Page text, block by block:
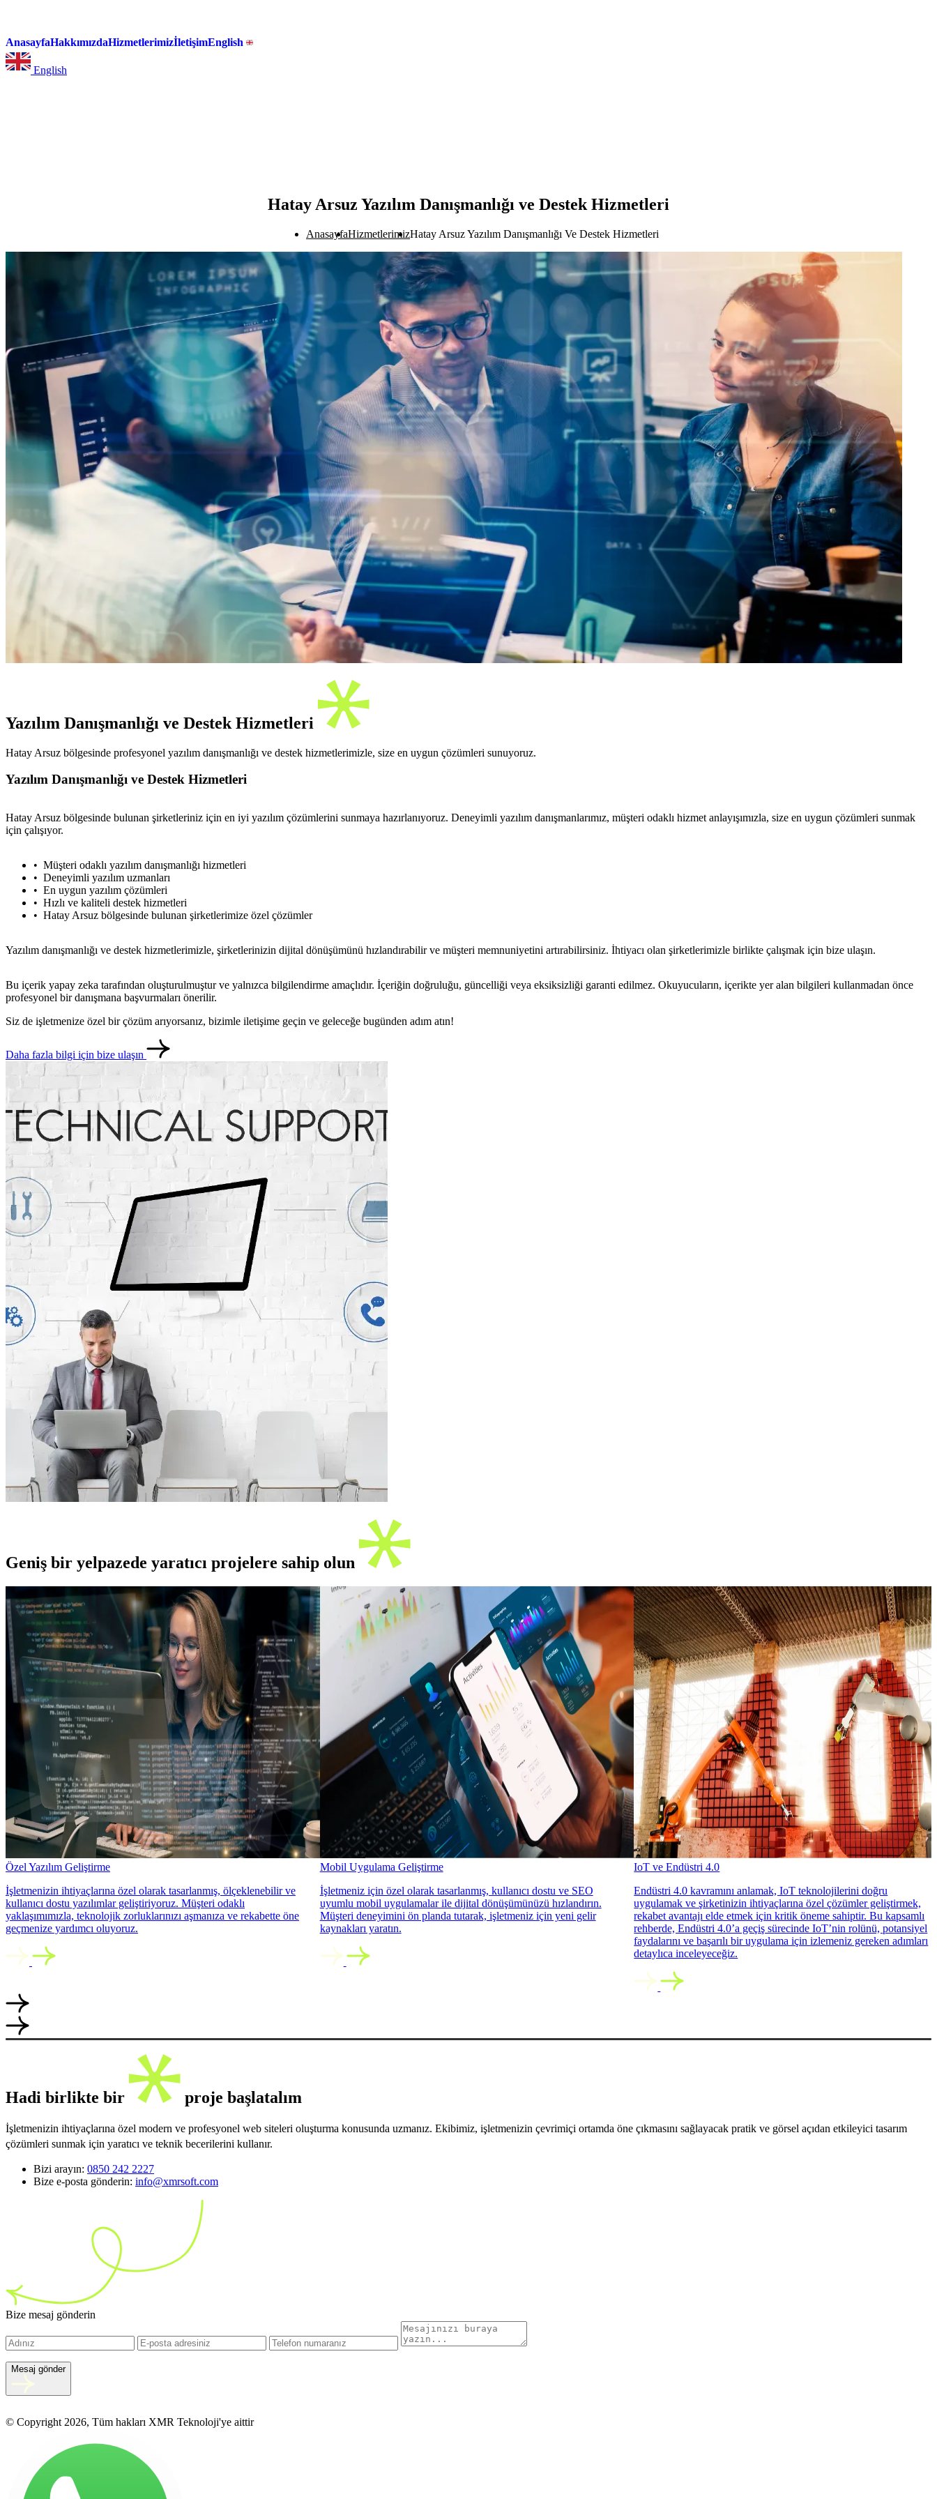
AnasayfaHakkımızdaHizmetlerimizİletişimEnglish
English
Hatay Arsuz Yazılım Danışmanlığı ve Destek Hizmetleri
AnasayfaHizmetlerimizHatay Arsuz Yazılım Danışmanlığı Ve Destek Hizmetleri
Yazılım Danışmanlığı ve Destek Hizmetleri
Hatay Arsuz bölgesinde profesyonel yazılım danışmanlığı ve destek hizmetlerimizle, size en uygun çözümleri sunuyoruz.
Yazılım Danışmanlığı ve Destek Hizmetleri
Hatay Arsuz bölgesinde bulunan şirketleriniz için en iyi yazılım çözümlerini sunmaya hazırlanıyoruz. Deneyimli yazılım danışmanlarımız, müşteri odaklı hizmet anlayışımızla, size en uygun çözümleri sunmak
için çalışıyor.
Müşteri odaklı yazılım danışmanlığı hizmetleri
Deneyimli yazılım uzmanları
En uygun yazılım çözümleri
Hızlı ve kaliteli destek hizmetleri
Hatay Arsuz bölgesinde bulunan şirketlerimize özel çözümler
Yazılım danışmanlığı ve destek hizmetlerimizle, şirketlerinizin dijital dönüşümünü hızlandırabilir ve müşteri memnuniyetini artırabilirsiniz. İhtiyacı olan şirketlerimizle birlikte çalışmak için bize ulaşın.
Bu içerik yapay zeka tarafından oluşturulmuştur ve yalnızca bilgilendirme amaçlıdır. İçeriğin doğruluğu, güncelliği veya eksiksizliği garanti edilmez. Okuyucuların, içerikte yer alan bilgileri kullanmadan önce
profesyonel bir danışmana başvurmaları önerilir.
Siz de işletmenize özel bir çözüm arıyorsanız, bizimle iletişime geçin ve geleceğe bugünden adım atın!
Daha fazla bilgi için bize ulaşın
Geniş bir yelpazede yaratıcı projelere sahip olun
Özel Yazılım Geliştirme
İşletmenizin ihtiyaçlarına özel olarak tasarlanmış, ölçeklenebilir ve
kullanıcı dostu yazılımlar geliştiriyoruz. Müşteri odaklı
yaklaşımımızla, teknolojik zorluklarınızı aşmanıza ve rekabette öne
geçmenize yardımcı oluyoruz.
Mobil Uygulama Geliştirme
İşletmeniz için özel olarak tasarlanmış, kullanıcı dostu ve SEO
uyumlu mobil uygulamalar ile dijital dönüşümünüzü hızlandırın.
Müşteri deneyimini ön planda tutarak, işletmeniz için yeni gelir
kaynakları yaratın.
IoT ve Endüstri 4.0
Endüstri 4.0 kavramını anlamak, IoT teknolojilerini doğru
uygulamak ve şirketinizin ihtiyaçlarına özel çözümler geliştirmek,
rekabet avantajı elde etmek için kritik öneme sahiptir. Bu kapsamlı
rehberde, Endüstri 4.0’a geçiş sürecinde IoT’nin rolünü, potansiyel
faydalarını ve başarılı bir uygulama için izlemeniz gereken adımları
detaylıca inceleyeceğiz.
Hadi birlikte bir proje başlatalım
İşletmenizin ihtiyaçlarına özel modern ve profesyonel web siteleri oluşturma konusunda uzmanız. Ekibimiz, işletmenizin çevrimiçi ortamda öne çıkmasını sağlayacak pratik ve görsel açıdan etkileyici tasarım
çözümleri sunmak için yaratıcı ve teknik becerilerini kullanır.
Bizi arayın: 0850 242 2227
Bize e-posta gönderin: info@xmrsoft.com
Bize mesaj gönderin
Mesaj gönder
© Copyright 2026, Tüm hakları XMR Teknoloji'ye aittir